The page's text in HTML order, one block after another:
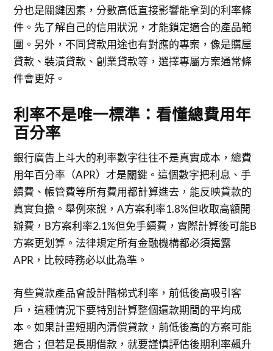
分也是關鍵因素，分數高低直接影響能拿到的利率條
件。先了解自己的信用狀況，才能鎖定適合的產品範
圍。另外，不同貸款用途也有對應的專案，像是購屋
貸款、裝潢貸款、創業貸款等，選擇專屬方案通常條
件會更好。
利率不是唯一標準：看懂總費用年
百分率
銀行廣告上斗大的利率數字往往不是真實成本，總費
用年百分率（APR）才是關鍵。這個數字把利息、手
續費、帳管費等所有費用都計算進去，能反映貸款的
真實負擔。舉例來說，A方案利率1.8%但收取高額開
辦費，B方案利率2.1%但免手續費，實際計算後可能B
方案更划算。法律規定所有金融機構都必須揭露
APR，比較時務必以此為準。
有些貸款產品會設計階梯式利率，前低後高吸引客
戶，這種情況下要特別計算整個還款期間的平均成
本。如果計畫短期內清償貸款，前低後高的方案可能
適合；但若是長期借款，就要謹慎評估後期利率飆升